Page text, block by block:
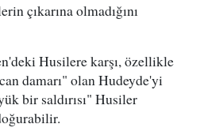
çıkarına olmadığını
Husilere karşı, özellikle
damarı" olan Hudeyde'yi
bir saldırısı" Husiler